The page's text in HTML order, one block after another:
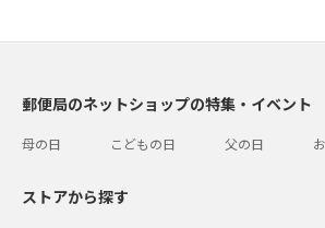
郵便局のネットショップの特集・イベント
母の日 こどもの日 父の日
ストアから探す